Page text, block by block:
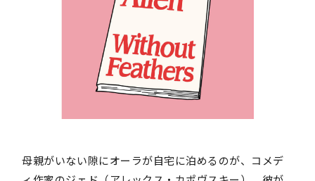
母親がいない隙にオーラが自宅に泊めるのが、コメデ